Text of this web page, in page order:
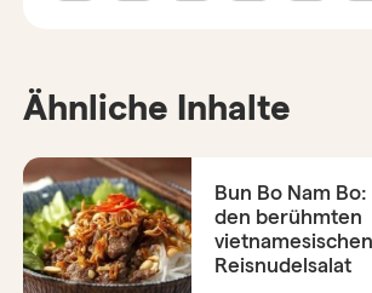
Ähnliche Inhalte
Bun Bo Nam
den berühmten
vietnamesischen
Reisnudelsalat